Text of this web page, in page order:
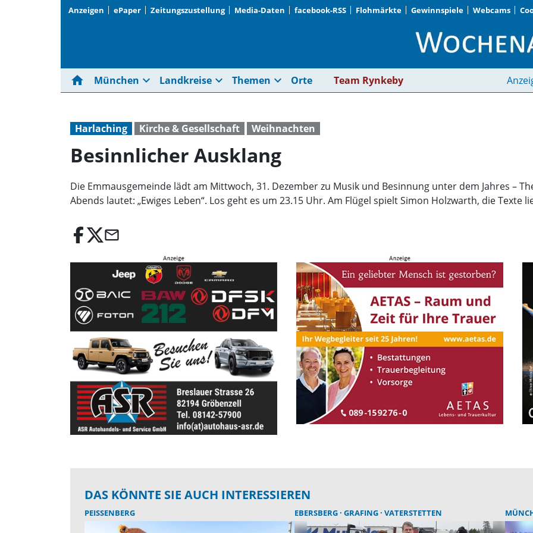
Anzeigen ePaper Zeitungszustellung Media-Daten facebook-RSS Flohmärkte Gewinnspiele Webcams
Besinnlicher
home München expand_more Landkreise expand_more Themen expand_more Orte Team Rynkeby
Harlaching Kirche & Gesellschaft Weihnachten
Besinnlicher Ausklang
Die Emmausgemeinde lädt am Mittwoch, 31. Dezember zu Musik und Besinnung unter dem Jahres –
Abends lautet: „Ewiges Leben“. Los geht es um 23.15 Uhr. Am Flügel spielt Simon Holzwarth, die
email
DAS KÖNNTE SIE AUCH INTERESSIEREN
PEISSENBERG EBERSBERG GRAFING VATERSTETTEN